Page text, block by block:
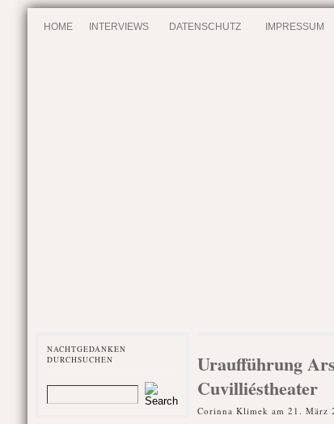
HOME INTERVIEWS DATENSCHUTZ IMPRESSUM
NACHTGEDANKEN
DURCHSUCHEN
Uraufführung
Cuvilliéstheater
Corinna Klimek am 21. März